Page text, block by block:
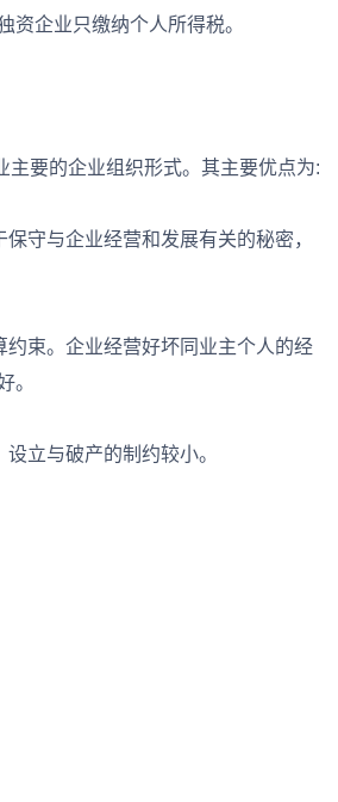
资企业只缴纳个人所得税。
要的企业组织形式。其主要优点为:
守与企业经营和发展有关的秘密，
束。企业经营好坏同业主个人的经
。
立与破产的制约较小。